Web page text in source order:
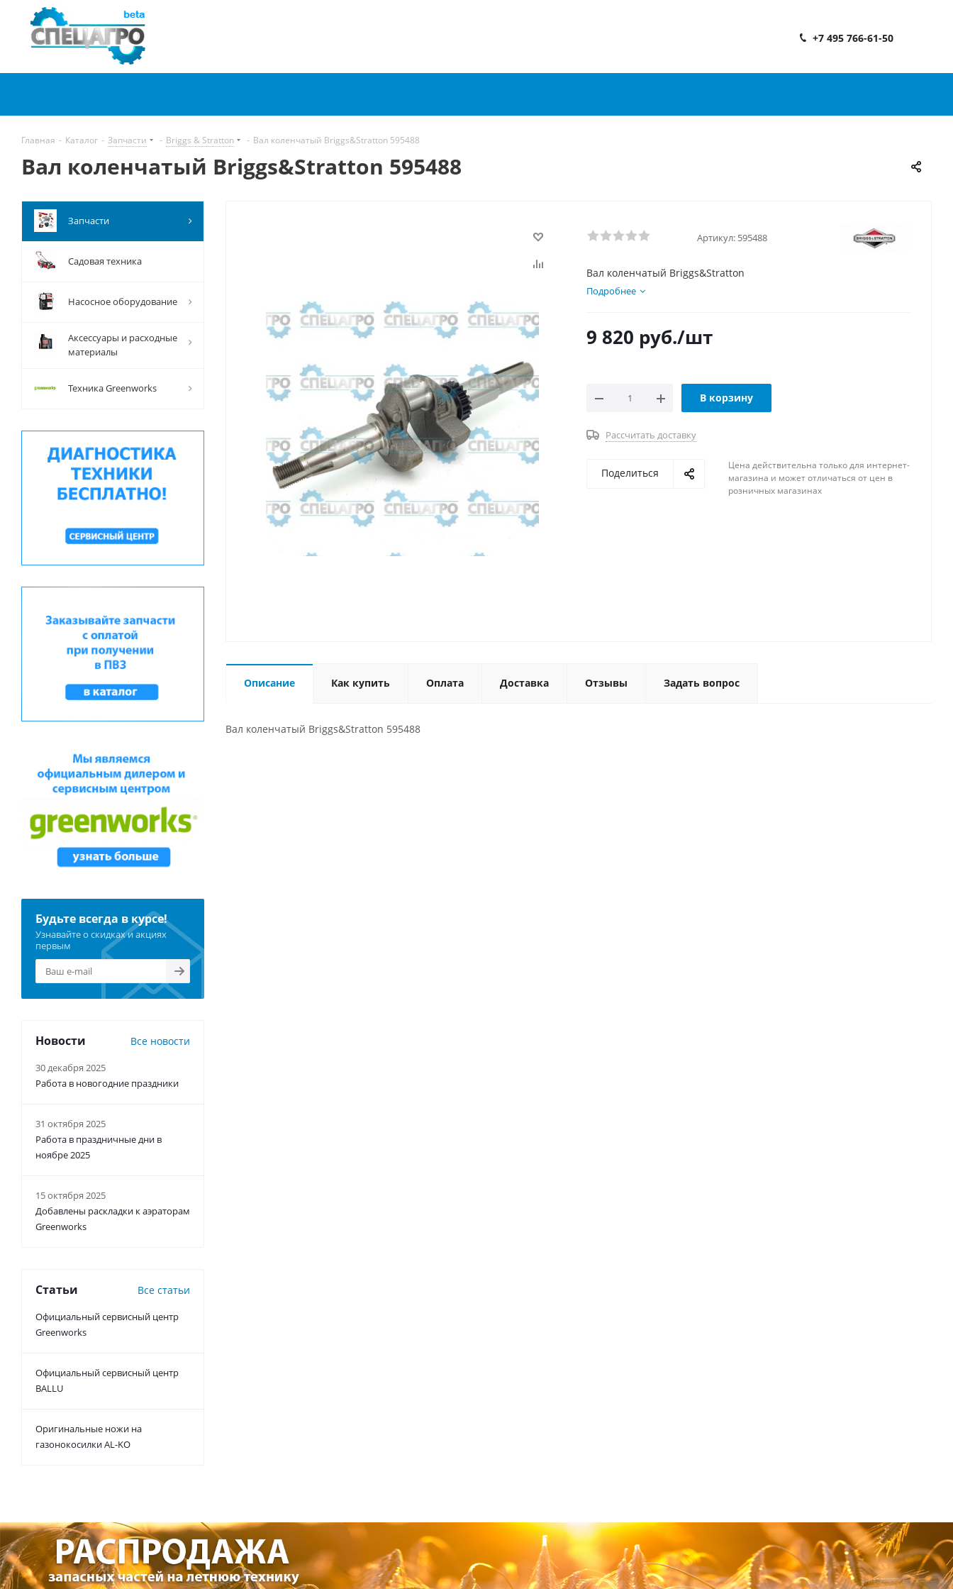
+7 495 766-61-50
Главная - Каталог - Запчасти - Briggs & Stratton - Вал коленчатый Briggs&Stratton 595488
Вал коленчатый Briggs&Stratton 595488
Артикул: 595488
Вал коленчатый Briggs&Stratton
Подробнее
9 820 руб./шт
В корзину
Рассчитать доставку
Поделиться
Цена действительна только для интернет-
магазина и может отличаться от цен в
розничных магазинах
Описание Как купить Оплата Доставка Отзывы Задать вопрос
Вал коленчатый Briggs&Stratton 595488
Запчасти
Садовая техника
Насосное оборудование
Аксессуары и расходные
материалы
Техника Greenworks
Будьте всегда в курсе!
Узнавайте о скидках и акциях
первым
Новости Все новости
30 декабря 2025
Работа в новогодние праздники
31 октября 2025
Работа в праздничные дни в
ноябре 2025
15 октября 2025
Добавлены раскладки к аэраторам
Greenworks
Статьи Все статьи
Официальный сервисный центр
Greenworks
Официальный сервисный центр
BALLU
Оригинальные ножи на
газонокосилки AL-KO